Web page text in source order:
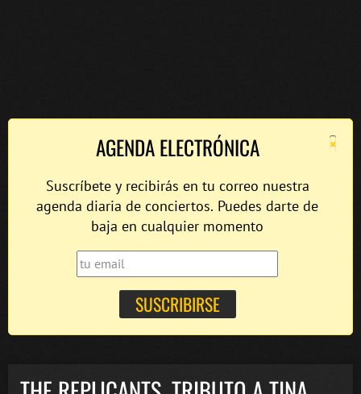
×
AGENDA ELECTRÓNICA
Suscríbete y recibirás en tu correo nuestra
agenda diaria de conciertos. Puedes darte de
baja en cualquier momento